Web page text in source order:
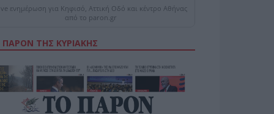
ενημέρωση για Κηφισό, Αττική Οδό και κέντρο Αθήνας
από το paron.gr
ΤΗΣ ΚΥΡΙΑΚΗΣ